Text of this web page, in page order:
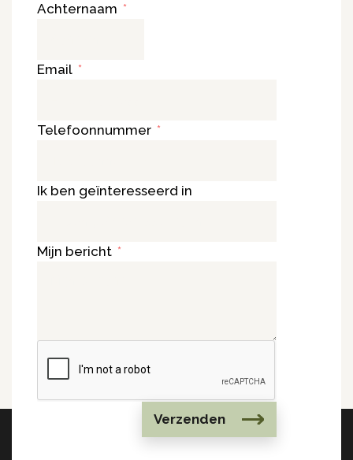
Achternaam
Email
Telefoonnummer
Ik ben geïnteresseerd in
Mijn bericht
Verzenden